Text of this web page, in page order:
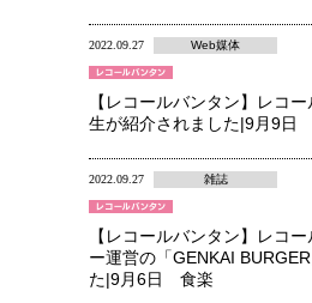
2022.09.27 Web媒体
【レコールバンタン】レコ
生が紹介されました|9月9日
2022.09.27 雑誌
【レコールバンタン】レコ
ー運営の「GENKAI
た|9月6日 食楽